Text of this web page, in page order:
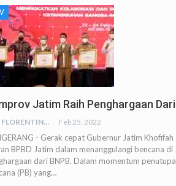
Jatim Raih Penghargaan Dari
RED FLORENTINA Feb 25, 2022
- Gerak cepat Gubernur Jatim
BPBD Jatim dalam menanggulangi bencana
dari BNPB. Dalam momentum
(PB) yang…